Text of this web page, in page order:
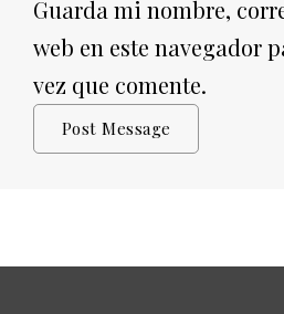
Guarda mi nombre,
web en este navegador
vez que comente.